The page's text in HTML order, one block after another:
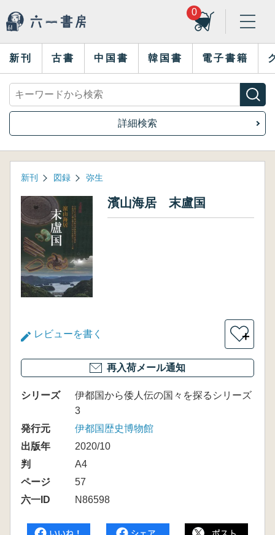
0
新刊 古書 中国書 韓国書 電子書籍
詳細検索
新刊 図録 弥生
濱山海居 末盧国
レビューを書く ＋
再入荷メール通知
シリーズ
伊都国から倭人伝の国々を探るシリーズ
3
発行元
伊都国歴史博物館
出版年
2020/10
判
A4
ページ
57
六一ID
N86598